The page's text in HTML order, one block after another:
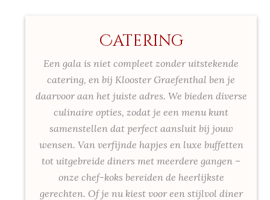
Catering
Een gala is niet compleet zonder uitstekende
catering, en bij Klooster Graefenthal ben je
daarvoor aan het juiste adres. We bieden diverse
culinaire opties, zodat je een menu kunt
samenstellen dat perfect aansluit bij jouw
wensen. Van verfijnde hapjes en luxe buffetten
tot uitgebreide diners met meerdere gangen –
onze chef-koks bereiden de heerlijkste
gerechten. Of je nu kiest voor een stijlvol diner